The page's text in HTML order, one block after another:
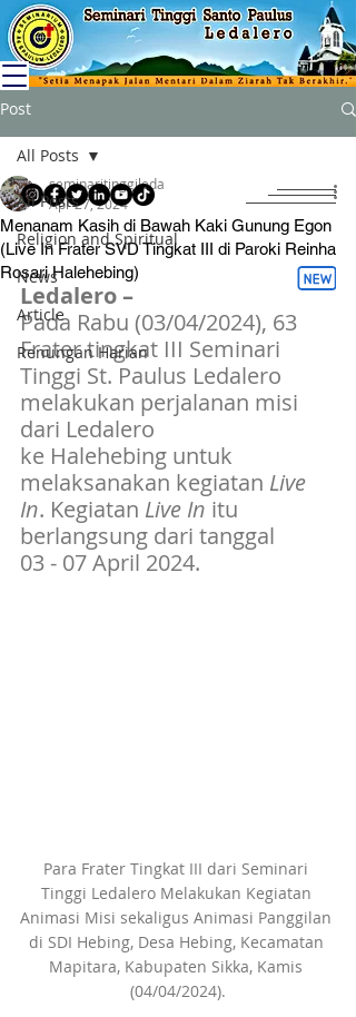
Post
All Posts
Religion and Spiritual
News
Article
Renungan Harian
All Posts
Menanam Kasih di Bawah Kaki Gunung Egon
(Live In Frater SVD Tingkat III di Paroki Reinha
Rosari Halehebing)
seminaritinggileda
Apr 27, 2024
Ledalero –
Pada Rabu (03/04/2024), 63
Frater tingkat III Seminari
Tinggi St. Paulus Ledalero
melakukan perjalanan misi
dari Ledalero
ke Halehebing untuk
melaksanakan kegiatan Live
In. Kegiatan Live In itu
berlangsung dari tanggal
03 - 07 April 2024.
Para Frater Tingkat III dari Seminari
Tinggi Ledalero Melakukan Kegiatan
Animasi Misi sekaligus Animasi Panggilan
di SDI Hebing, Desa Hebing, Kecamatan
Mapitara, Kabupaten Sikka, Kamis
(04/04/2024).